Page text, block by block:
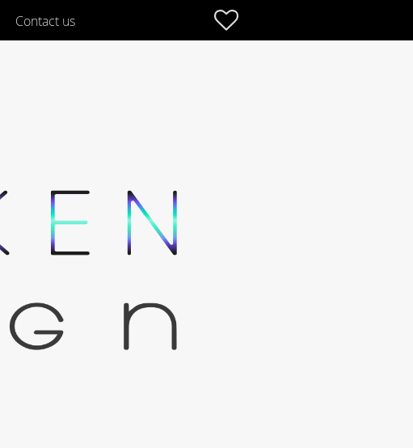
Favoriter
Contact us